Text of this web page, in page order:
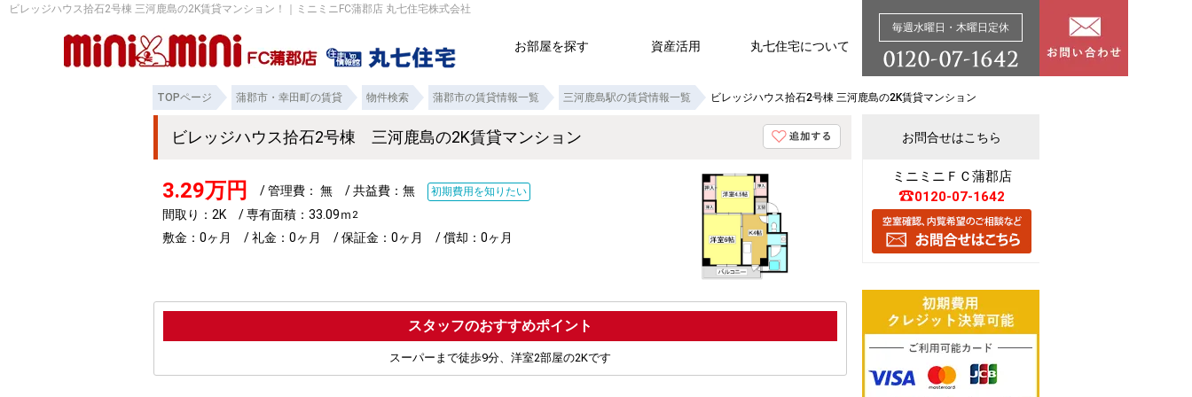
ビレッジハウス拾石2号棟 三河鹿島の2K賃貸マンション！｜ミニミニFC蒲郡店 丸七住宅株式会社
お部屋を探す 資産活用 丸七住宅について
毎週水曜日・木曜日定休
TOPページ 蒲郡市・幸田町の賃貸 物件検索 蒲郡市の賃貸情報一覧 三河鹿島駅の賃貸情報一覧 ビレッジハウス拾石2号棟 三河鹿島の2K賃貸マンション
ビレッジハウス拾石2号棟 三河鹿島の2K賃貸マンション
3.29万円 / 管理費： 無 / 共益費：無 初期費用を知りたい
間取り：2K / 専有面積：33.09ｍ 2
敷金：0ヶ月 / 礼金：0ヶ月 / 保証金：0ヶ月 / 償却：0ヶ月
ポイント
スーパーまで徒歩9分、洋室2部屋の2Kです
お問合せはこちら
ミニミニＦＣ蒲郡店
0120-07-1642